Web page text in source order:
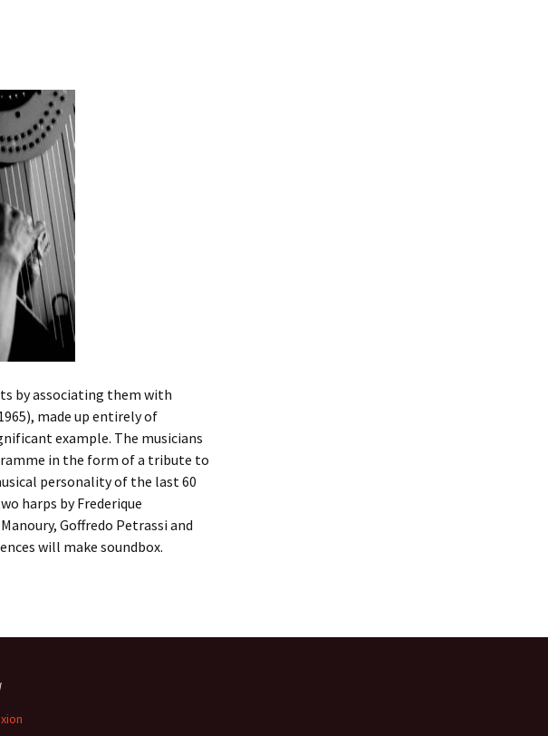
by associating them with
made up entirely of
example. The musicians
in the form of a tribute to
personality of the last 60
harps by Frederique
Goffredo Petrassi and
will make soundbox.